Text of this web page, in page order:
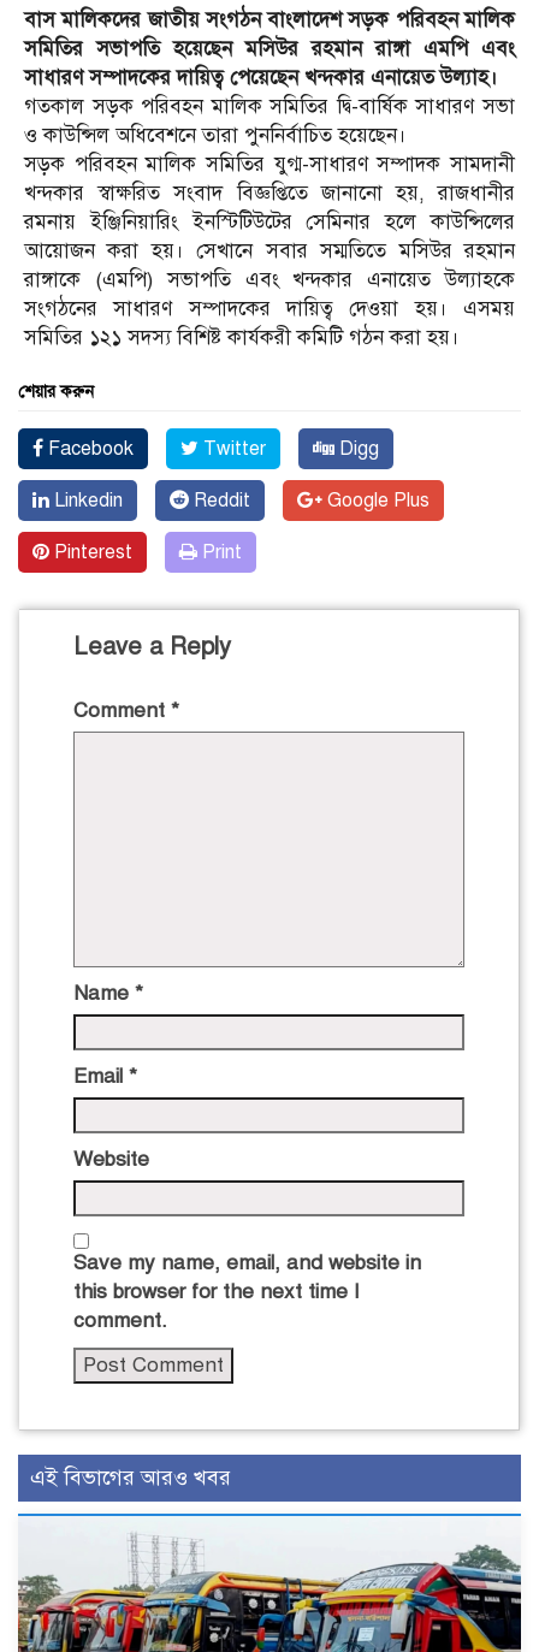
বাস মালিকদের জাতীয় সংগঠন বাংলাদেশ সড়ক পরিবহন মালিক
সমিতির সভাপতি হয়েছেন মসিউর রহমান রাঙ্গা এমপি এবং
সাধারণ সম্পাদকের দায়িত্ব পেয়েছেন খন্দকার এনায়েত উল্যাহ।
গতকাল সড়ক পরিবহন মালিক সমিতির দ্বি-বার্ষিক সাধারণ সভা
ও কাউন্সিল অধিবেশনে তারা পুননির্বাচিত হয়েছেন।
সড়ক পরিবহন মালিক সমিতির যুগ্ম-সাধারণ সম্পাদক সামদানী
খন্দকার স্বাক্ষরিত সংবাদ বিজ্ঞপ্তিতে জানানো হয়, রাজধানীর
রমনায় ইঞ্জিনিয়ারিং ইনস্টিটিউটের সেমিনার হলে কাউন্সিলের
আয়োজন করা হয়। সেখানে সবার সম্মতিতে মসিউর রহমান
রাঙ্গাকে (এমপি) সভাপতি এবং খন্দকার এনায়েত উল্যাহকে
সংগঠনের সাধারণ সম্পাদকের দায়িত্ব দেওয়া হয়। এসময়
সমিতির ১২১ সদস্য বিশিষ্ট কার্যকরী কমিটি গঠন করা হয়।
শেয়ার করুন
Facebook Twitter Digg
Linkedin Reddit Google Plus
Pinterest Print
Leave a Reply
Comment *
Name *
Email *
Website
Save my name, email, and website in
this browser for the next time I
comment.
এই বিভাগের আরও খবর